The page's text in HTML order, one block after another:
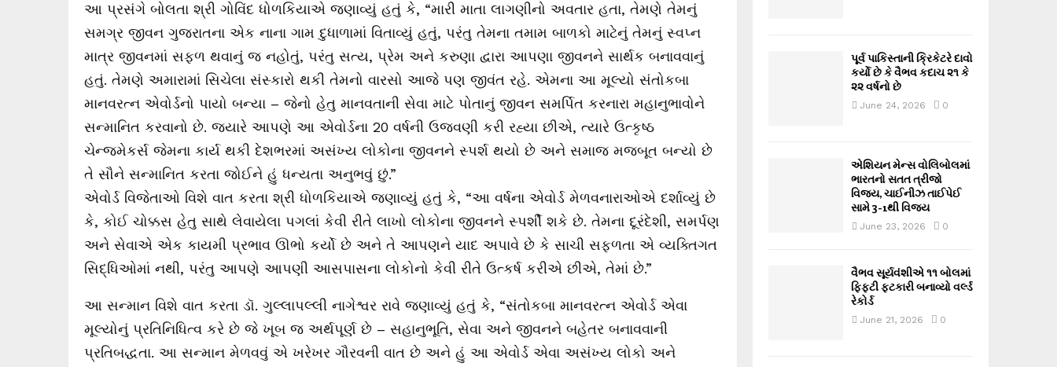
આ પ્રસંગે બોલતા શ્રી ગોવિંદ ધોળકિયાએ જણાવ્યું હતું કે, “મારી માતા લાગણીનો અવતાર હતા, તેમણે તેમનું
સમગ્ર જીવન ગુજરાતના એક નાના ગામ દુધાળામાં વિતાવ્યું હતું, પરંતુ તેમના તમામ બાળકો માટેનું તેમનું સ્વપ્ન
માત્ર જીવનમાં સફળ થવાનું જ નહોતું, પરંતુ સત્ય, પ્રેમ અને કરુણા દ્વારા આપણા જીવનને સાર્થક બનાવવાનું
હતું. તેમણે અમારામાં સિચેલા સંસ્કારો થકી તેમનો વારસો આજે પણ જીવંત રહે. એમના આ મૂલ્યો સંતોકબા
માનવરત્ન એવોર્ડનો પાયો બન્યા – જેનો હેતુ માનવતાની સેવા માટે પોતાનું જીવન સમર્પિત કરનારા મહાનુભાવોને
સન્માનિત કરવાનો છે. જ્યારે આપણે આ એવોર્ડના 20 વર્ષની ઉજવણી કરી રહ્યા છીએ, ત્યારે ઉત્કૃષ્ઠ
ચેન્જમેકર્સ જેમના કાર્ય થકી દેશભરમાં અસંખ્ય લોકોના જીવનને સ્પર્શ થયો છે અને સમાજ મજબૂત બન્યો છે
તે સૌને સન્માનિત કરતા જોઈને હું ધન્યતા અનુભવું છું.”
એવોર્ડ વિજેતાઓ વિશે વાત કરતા શ્રી ધોળકિયાએ જણાવ્યું હતું કે, “આ વર્ષના એવોર્ડ મેળવનારાઓએ દર્શાવ્યું છે
કે, કોઈ ચોક્કસ હેતુ સાથે લેવાયેલા પગલાં કેવી રીતે લાખો લોકોના જીવનને સ્પર્શી શકે છે. તેમના દૂરંદેશી, સમર્પણ
અને સેવાએ એક કાયમી પ્રભાવ ઊભો કર્યો છે અને તે આપણને યાદ અપાવે છે કે સાચી સફળતા એ વ્યક્તિગત
સિદ્ધિઓમાં નથી, પરંતુ આપણે આપણી આસપાસના લોકોનો કેવી રીતે ઉત્કર્ષ કરીએ છીએ, તેમાં છે.”
આ સન્માન વિશે વાત કરતા ડૉ. ગુલ્લાપલ્લી નાગેશ્વર રાવે જણાવ્યું હતું કે, “સંતોકબા માનવરત્ન એવોર્ડ એવા
મૂલ્યોનું પ્રતિનિધિત્વ કરે છે જે ખૂબ જ અર્થપૂર્ણ છે – સહાનુભૂતિ, સેવા અને જીવનને બહેતર બનાવવાની
પ્રતિબદ્ધતા. આ સન્માન મેળવવું એ ખરેખર ગૌરવની વાત છે અને હું આ એવોર્ડ એવા અસંખ્ય લોકો અને
પૂર્વ પાકિસ્તાની ક્રિકેટરે દાવો
કર્યો છે કે વૈભવ કદાચ ૨૧ કે
૨૨ વર્ષનો છે
June 24, 2026 0
એશિયન મેન્સ વોલિબોલમાં
ભારતનો સતત ત્રીજો
વિજય, ચાઈનીઝ તાઈપેઈ
સામે 3-1થી વિજય
June 23, 2026 0
વૈભવ સૂર્યવંશીએ ૧૧ બોલમાં
ફિફ્ટી ફટકારી બનાવ્યો વર્લ્ડ
રેકોર્ડ
June 21, 2026 0